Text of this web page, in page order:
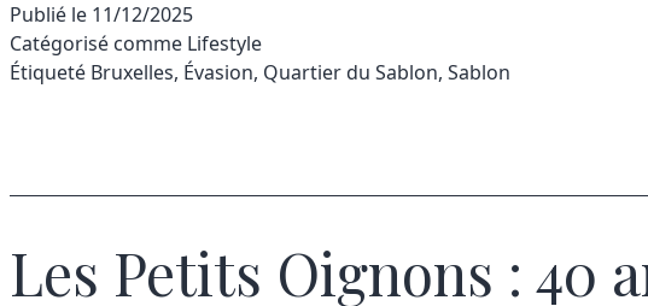
Publié le 11/12/2025
Catégorisé comme Lifestyle
Étiqueté Bruxelles, Évasion, Quartier du Sablon, Sablon
Les Petits Oignons : 40